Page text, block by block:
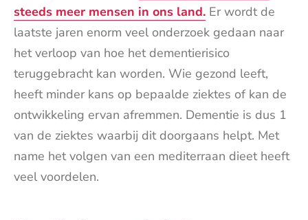
steeds meer mensen in ons land. Er wordt de
laatste jaren enorm veel onderzoek gedaan naar
het verloop van hoe het dementierisico
teruggebracht kan worden. Wie gezond leeft,
heeft minder kans op bepaalde ziektes of kan de
ontwikkeling ervan afremmen. Dementie is dus 1
van de ziektes waarbij dit doorgaans helpt. Met
name het volgen van een mediterraan dieet heeft
veel voordelen.